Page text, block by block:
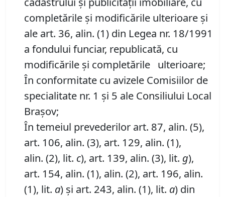
completările și modificările ulterioare și
ale art. 36, alin. (1) din Legea nr. 18/1991
a fondului funciar, republicată, cu
modificările și completările ulterioare;
În conformitate cu avizele Comisiilor de
specialitate nr. 1 și 5 ale Consiliului Local
Brașov;
În temeiul prevederilor art. 87, alin. (5),
art. 106, alin. (3), art. 129, alin. (1),
alin. (2), lit. c), art. 139, alin. (3), lit. g),
art. 154, alin. (1), alin. (2), art. 196, alin.
(1), lit. a) și art. 243, alin. (1), lit. a) din